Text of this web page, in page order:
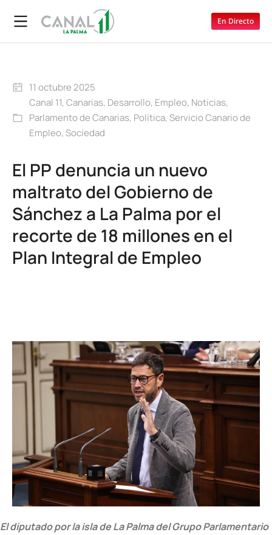
En Directo
11 octubre 2025
Canal 11, Canarias, Desarrollo, Empleo, Noticias,
Parlamento de Canarias, Política, Servicio Canario de
Empleo, Sociedad
El PP denuncia un nuevo
maltrato del Gobierno de
Sánchez a La Palma por el
recorte de 18 millones en el
Plan Integral de Empleo
El diputado por la isla de La Palma del Grupo Parlamentario